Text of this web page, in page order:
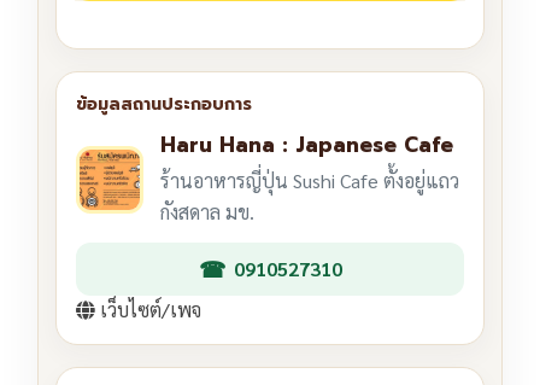
Haru Hana : Japanese Cafe
ร้านอาหารญี่ปุ่น Sushi Cafe ตั้งอยู่แถว
กังสดาล มข.
0910527310
เว็บไซต์/เพจ